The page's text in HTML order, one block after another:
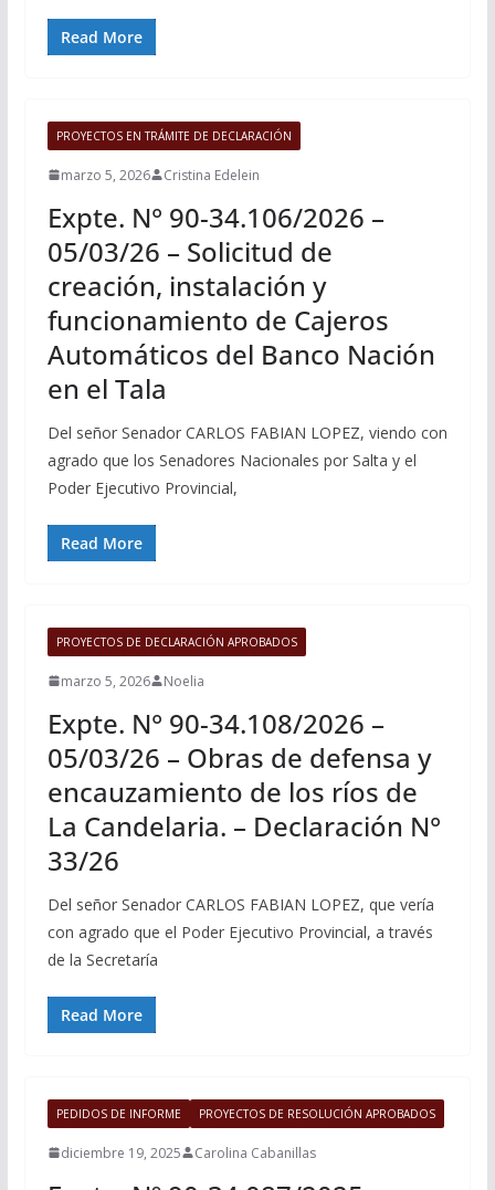
Read More
PROYECTOS EN TRÁMITE DE DECLARACIÓN
marzo 5, 2026 Cristina Edelein
Expte. N° 90-34.106/2026 –
05/03/26 – Solicitud de
creación, instalación y
funcionamiento de Cajeros
Automáticos del Banco Nación
en el Tala
Del señor Senador CARLOS FABIAN LOPEZ, viendo con
agrado que los Senadores Nacionales por Salta y el
Poder Ejecutivo Provincial,
Read More
PROYECTOS DE DECLARACIÓN APROBADOS
marzo 5, 2026 Noelia
Expte. N° 90-34.108/2026 –
05/03/26 – Obras de defensa y
encauzamiento de los ríos de
La Candelaria. – Declaración N°
33/26
Del señor Senador CARLOS FABIAN LOPEZ, que vería
con agrado que el Poder Ejecutivo Provincial, a través
de la Secretaría
Read More
PEDIDOS DE INFORME PROYECTOS DE RESOLUCIÓN APROBADOS
diciembre 19, 2025 Carolina Cabanillas